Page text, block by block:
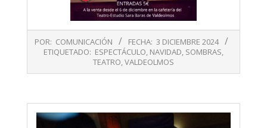
12-
POR: COMUNICACIÓN FECHA: 3 DICIEMBRE 2024
ETIQUETADO: ESPECTÁCULO, NAVIDAD, SOMBRAS,
TEATRO,VALDEOLMOS